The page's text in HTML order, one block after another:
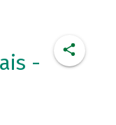
-